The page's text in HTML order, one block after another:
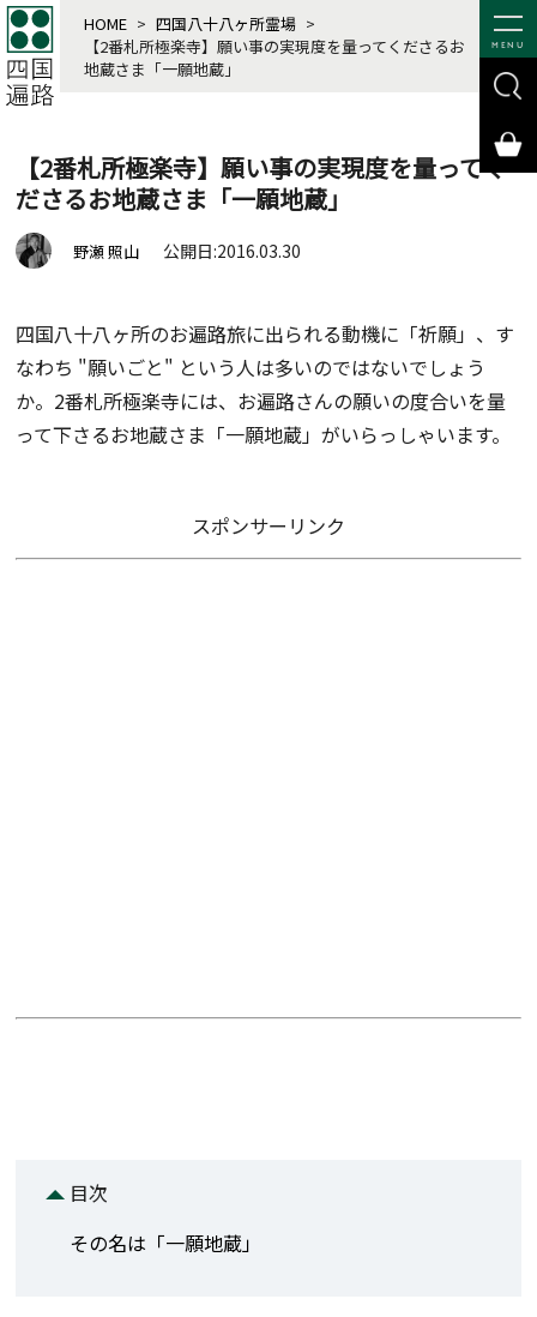
MENU
HOME > 四国八十八ヶ所霊場 >
【2番札所極楽寺】願い事の実現度を量ってくださるお
地蔵さま「一願地蔵」
【2番札所極楽寺】願い事の実現度を量ってく
ださるお地蔵さま「一願地蔵」
野瀬 照山 公開日:2016.03.30
四国八十八ヶ所のお遍路旅に出られる動機に「祈願」、す
なわち "願いごと" という人は多いのではないでしょう
か。2番札所極楽寺には、お遍路さんの願いの度合いを量
って下さるお地蔵さま「一願地蔵」がいらっしゃいます。
スポンサーリンク
目次
その名は「一願地蔵」